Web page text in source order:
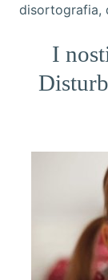
disortografia,
I